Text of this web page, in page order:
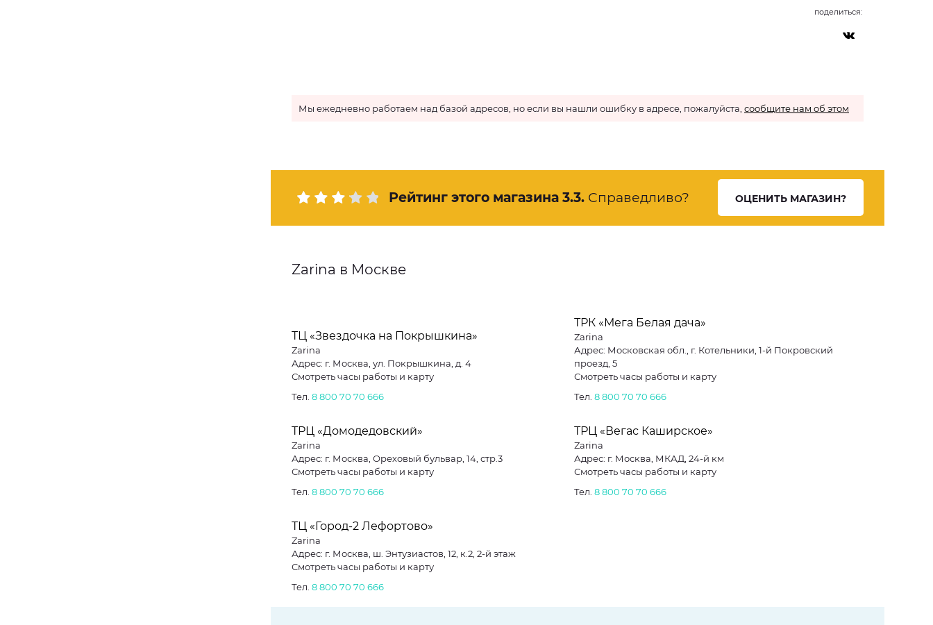
поделиться:
Мы ежедневно работаем над базой адресов, но если вы нашли ошибку в адресе, пожалуйста, сообщите нам об этом
Рейтинг этого магазина 3.3. Справедливо? ОЦЕНИТЬ МАГАЗИН?
Zarina в Москве
ТЦ «Звездочка на Покрышкина»
Zarina
Адрес: г. Москва, ул. Покрышкина, д. 4
Смотреть часы работы и карту
Тел. 8 800 70 70 666
ТРК «Мега Белая дача»
Zarina
Адрес: Московская обл., г. Котельники, 1-й Покровский
проезд, 5
Смотреть часы работы и карту
Тел. 8 800 70 70 666
ТРЦ «Домодедовский»
Zarina
Адрес: г. Москва, Ореховый бульвар, 14, стр.3
Смотреть часы работы и карту
Тел. 8 800 70 70 666
ТРЦ «Вегас Каширское»
Zarina
Адрес: г. Москва, МКАД, 24-й км
Смотреть часы работы и карту
Тел. 8 800 70 70 666
ТЦ «Город-2 Лефортово»
Zarina
Адрес: г. Москва, ш. Энтузиастов, 12, к.2, 2-й этаж
Смотреть часы работы и карту
Тел. 8 800 70 70 666